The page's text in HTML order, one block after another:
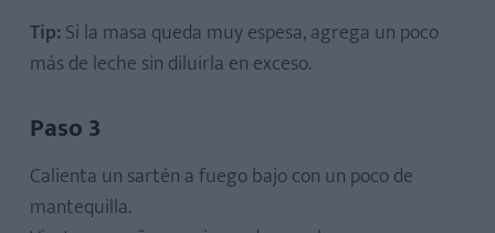
Tip: Si la masa queda muy espesa, agrega un poco
más de leche sin diluirla en exceso.
Paso 3
Calienta un sartén a fuego bajo con un poco de
mantequilla.